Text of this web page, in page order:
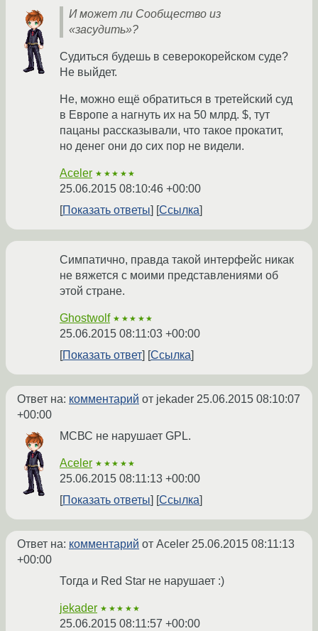
И может ли Сообщество из
«засудить»?
Судиться будешь в северокорейском суде?
Не выйдет.
Не, можно ещё обратиться в третейский суд
в Европе а нагнуть их на 50 млрд. $, тут
пацаны рассказывали, что такое прокатит,
но денег они до сих пор не видели.
Aceler ★★★★★
25.06.2015 08:10:46 +00:00
Показать ответы
Ссылка
Симпатично, правда такой интерфейс никак
не вяжется с моими представлениями об
этой стране.
Ghostwolf ★★★★★
25.06.2015 08:11:03 +00:00
Показать ответ
Ссылка
Ответ на: комментарий от jekader 25.06.2015 08:10:07
+00:00
МСВС не нарушает GPL.
Aceler ★★★★★
25.06.2015 08:11:13 +00:00
Показать ответы
Ссылка
Ответ на: комментарий от Aceler 25.06.2015 08:11:13
+00:00
Тогда и Red Star не нарушает :)
jekader ★★★★★
25.06.2015 08:11:57 +00:00